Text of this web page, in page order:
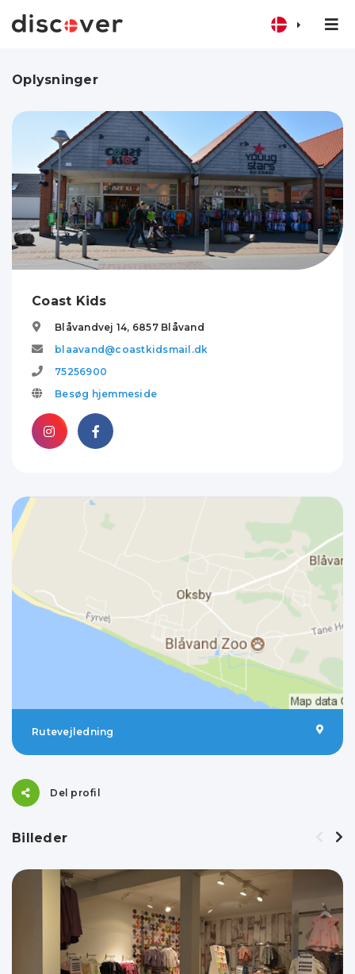
Oplysninger
Coast Kids
Blåvandvej 14, 6857 Blåvand
blaavand@coastkidsmail.dk
75256900
Besøg hjemmeside
Rutevejledning
Del profil
Billeder